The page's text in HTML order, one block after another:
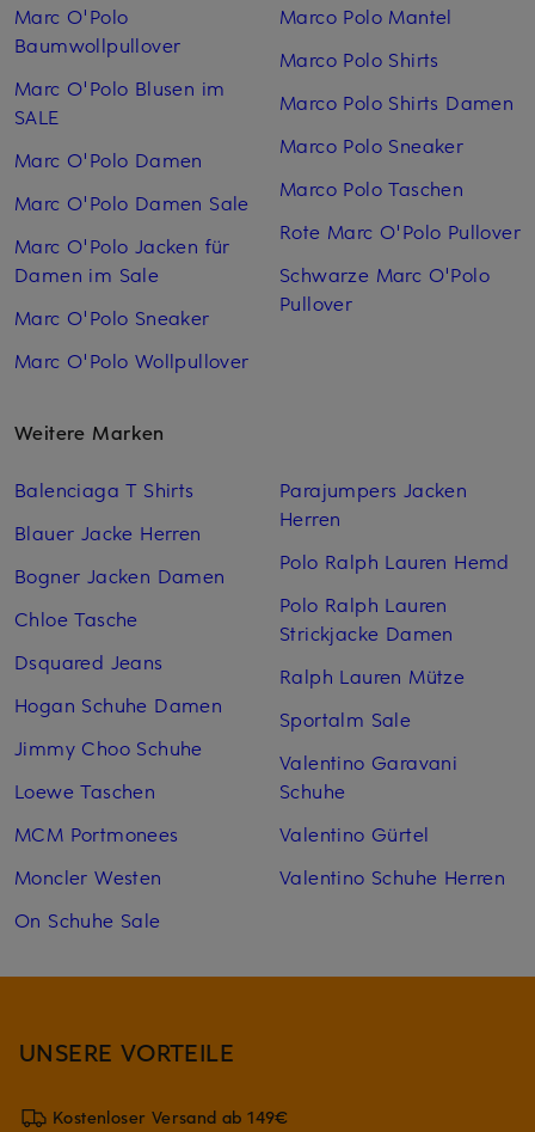
Marc O'Polo
Baumwollpullover
Marc O'Polo Blusen im
SALE
Marc O'Polo Damen
Marc O'Polo Damen Sale
Marc O'Polo Jacken für
Damen im Sale
Marc O'Polo Sneaker
Marc O'Polo Wollpullover
Marco Polo Mantel
Marco Polo Shirts
Marco Polo Shirts Damen
Marco Polo Sneaker
Marco Polo Taschen
Rote Marc O'Polo Pullover
Schwarze Marc O'Polo
Pullover
Weitere Marken
Balenciaga T Shirts
Blauer Jacke Herren
Bogner Jacken Damen
Chloe Tasche
Dsquared Jeans
Hogan Schuhe Damen
Jimmy Choo Schuhe
Loewe Taschen
MCM Portmonees
Moncler Westen
On Schuhe Sale
Parajumpers Jacken
Herren
Polo Ralph Lauren Hemd
Polo Ralph Lauren
Strickjacke Damen
Ralph Lauren Mütze
Sportalm Sale
Valentino Garavani
Schuhe
Valentino Gürtel
Valentino Schuhe Herren
UNSERE VORTEILE
Kostenloser Versand ab 149€